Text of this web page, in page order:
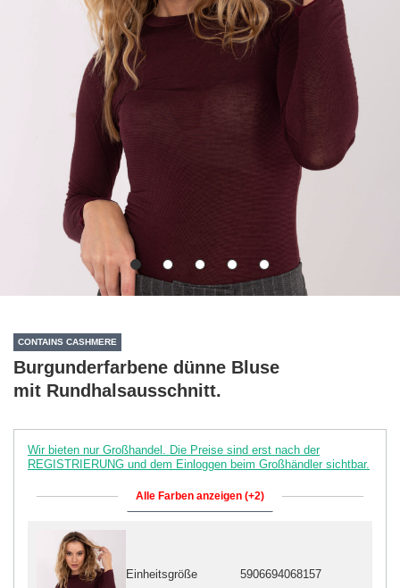
CONTAINS CASHMERE
Burgunderfarbene dünne Bluse
mit Rundhalsausschnitt.
Wir bieten nur Großhandel. Die Preise sind erst nach der
REGISTRIERUNG und dem Einloggen beim Großhändler sichtbar.
Alle Farben anzeigen (+2)
Einheitsgröße 5906694068157